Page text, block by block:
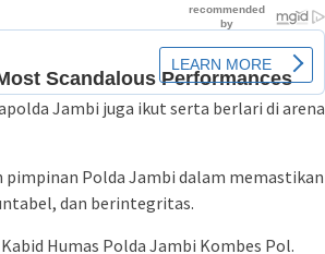
Jambi juga ikut serta berlari di arena
Polda Jambi dalam memastikan
dan berintegritas.
Humas Polda Jambi Kombes Pol.